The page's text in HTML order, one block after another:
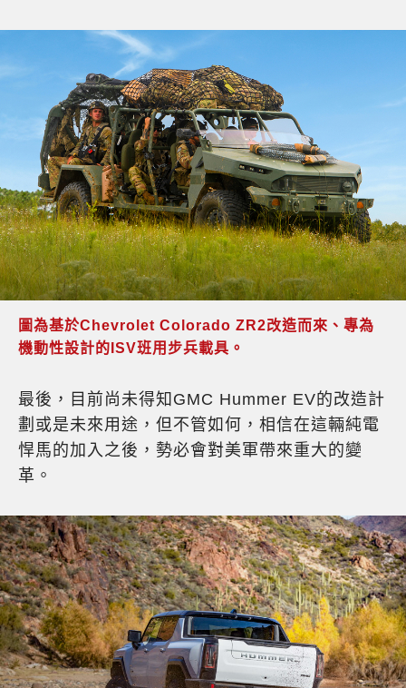
圖為基於Chevrolet Colorado ZR2改造而來、專為
機動性設計的ISV班用步兵載具。
最後，目前尚未得知GMC Hummer EV的改造計
劃或是未來用途，但不管如何，相信在這輛純電
悍馬的加入之後，勢必會對美軍帶來重大的變
革。